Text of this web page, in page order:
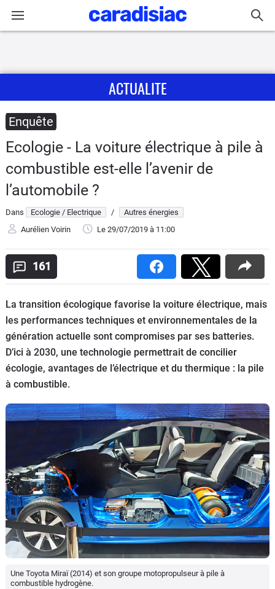
Actu
Essais
Guide
d'achat
Electriques
Utilitaires
Auto
Services
Forum
ACTUALITE
Enquête
Ecologie - La voiture électrique à pile à
combustible est-elle l’avenir de
l’automobile ?
Dans Ecologie / Electrique /
Autres énergies
Aurélien Voirin
Le 29/07/2019 à 11:00
161
La transition écologique favorise la voiture électrique, mais
les performances techniques et environnementales de la
génération actuelle sont compromises par ses batteries.
D’ici à 2030, une technologie permettrait de concilier
écologie, avantages de l’électrique et du thermique : la pile
à combustible.
Une Toyota Miraï (2014) et son groupe motopropulseur à pile à
combustible hydrogène.